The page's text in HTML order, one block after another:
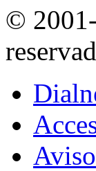
©